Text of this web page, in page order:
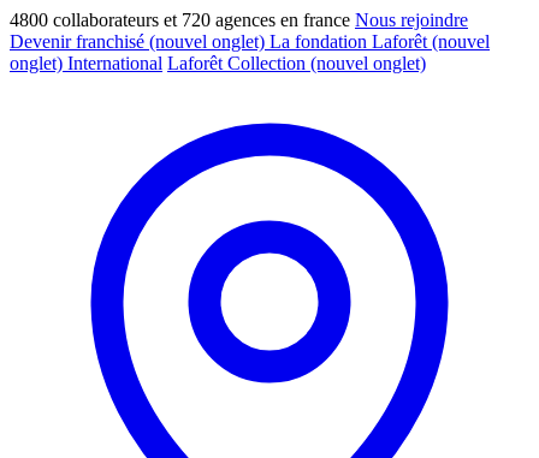
4800 collaborateurs et 720 agences en france Nous rejoindre
Devenir franchisé (nouvel onglet) La fondation Laforêt (nouvel
onglet) International Laforêt Collection (nouvel onglet)